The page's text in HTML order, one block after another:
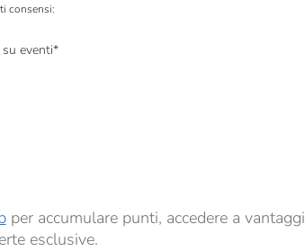
consensi:
eventi*
per accumulare punti, accedere a vantaggi
esclusive.